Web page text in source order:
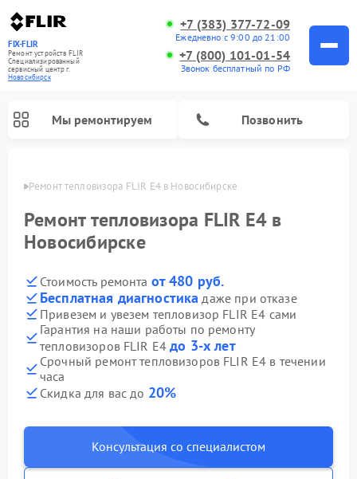
FIX-FLIR
Ремонт устройств FLIR
Специализированный
cервисный центр г.
Новосибирск
+7 (383) 377-72-09
Ежедневно с 9:00 до 21:00
+7 (800) 101-01-54
Звонок бесплатный по РФ
Мы ремонтируем Позвонить
Ремонт тепловизора FLIR E4 в Новосибирске
Ремонт тепловизора FLIR E4 в
Новосибирске
Стоимость ремонта от 480 руб.
Бесплатная диагностика даже при отказе
Привезем и увезем тепловизор FLIR E4 сами
Гарантия на наши работы по ремонту
тепловизоров FLIR E4до 3-х лет
Срочный ремонт тепловизоров FLIR E4 в течении
часа
Скидка для вас до 20%
Консультация со специалистом